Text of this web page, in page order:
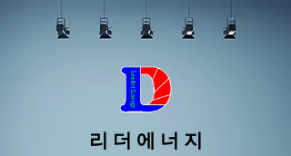
리 더 에 너 지